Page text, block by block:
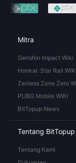
Mitra
Genshin Impact Wiki
Honkai: Star Rail WIKI
Zenless Zone Zero
PUBG Mobile WIKI
BitTopup News
Tentang BitTopup
Tentang Kami